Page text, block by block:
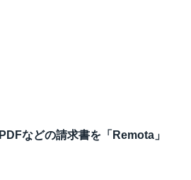
などの請求書を「Remota」